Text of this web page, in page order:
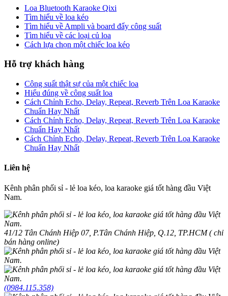
Loa Bluetooth Karaoke Qixi
Tìm hiểu về loa kéo
Tìm hiểu về Ampli và board đẩy công suất
Tìm hiểu về các loại củ loa
Cách lựa chọn một chiếc loa kéo
Hỗ trợ khách hàng
Công suất thật sự của một chiếc loa
Hiểu đúng về công suất loa
Cách Chỉnh Echo, Delay, Repeat, Reverb Trên Loa Karaoke
Chuẩn Hay Nhất
Cách Chỉnh Echo, Delay, Repeat, Reverb Trên Loa Karaoke
Chuẩn Hay Nhất
Cách Chỉnh Echo, Delay, Repeat, Reverb Trên Loa Karaoke
Chuẩn Hay Nhất
Liên hệ
Kênh phân phối sỉ - lẻ loa kéo, loa karaoke giá tốt hàng đầu Việt
Nam.
41/12 Tân Chánh Hiệp 07, P.Tân Chánh Hiệp, Q.12, TP.HCM ( chỉ
bán hàng online)
(0984.115.358)